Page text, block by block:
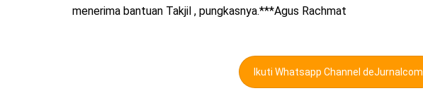
menerima bantuan Takjil , pungkasnya.***Agus Rachmat
Ikuti Whatsapp Channel deJurnalcom